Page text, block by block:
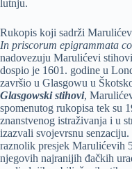
lutnju.
Rukopis koji sadrži
In priscorum epigrammata
nadovezuju Marulićevi
dospio je 1601. godine u
završio u Glasgowu u
Glasgowski stihovi,
spomenutog rukopisa tek su
znanstvenog istraživanja i u
izazvali svojevrsnu
raznolik presjek Marulićevih
njegovih najranijih đačkih